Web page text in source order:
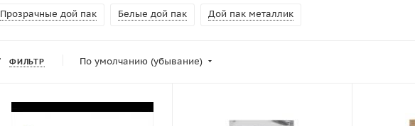
Прозрачные дой пак Белые дой пак Дой пак металлик
ФИЛЬТР По умолчанию (убывание)